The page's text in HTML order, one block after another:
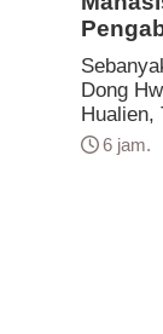
Dong
Hualien,
6 jam.